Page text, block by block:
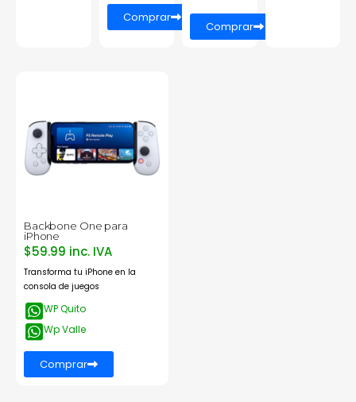
Comprar
Comprar
Backbone One para
iPhone
$59.99 inc. IVA
Transforma tu iPhone en la
consola de juegos
WP Quito
Wp Valle
Comprar